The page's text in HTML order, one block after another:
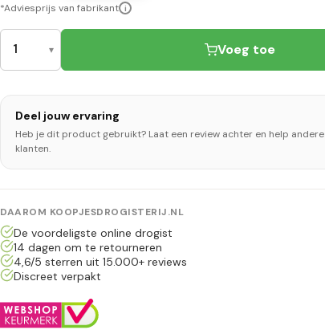
*Adviesprijs van fabrikant i
Voeg toe
Deel jouw ervaring
Heb je dit product gebruikt? Laat een review achter en help andere
klanten.
DAAROM KOOPJESDROGISTERIJ.NL
De voordeligste online drogist
14 dagen om te retourneren
4,6/5 sterren uit 15.000+ reviews
Discreet verpakt